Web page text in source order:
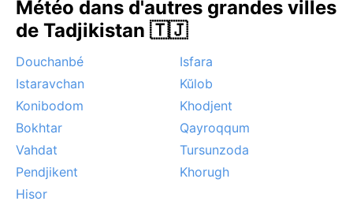
Météo dans d'autres grandes villes
de Tadjikistan 🇹🇯
Douchanbé
Isfara
Istaravchan
Kŭlob
Konibodom
Khodjent
Bokhtar
Qayroqqum
Vahdat
Tursunzoda
Pendjikent
Khorugh
Hisor